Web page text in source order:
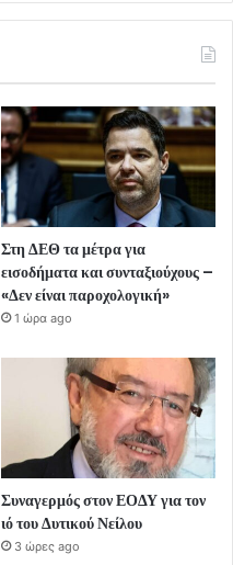
Στη ΔΕΘ τα μέτρα για
εισοδήματα και συνταξιούχους –
«Δεν είναι παροχολογική»
1 ώρα ago
Συναγερμός στον ΕΟΔΥ για τον
ιό του Δυτικού Νείλου
3 ώρες ago